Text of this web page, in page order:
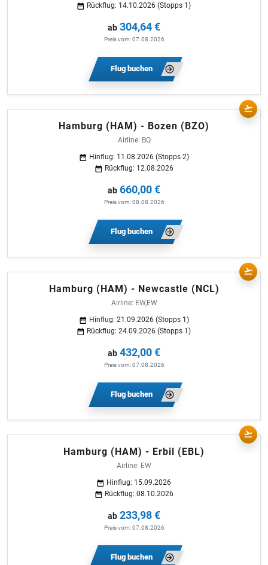
Rückflug: 14.10.2026 (Stopps 1)
ab 304,64 €
Preis vom: 07.08.2026
Flug buchen
Hamburg (HAM) - Bozen (BZO)
Airline: BQ
Hinflug: 11.08.2026 (Stopps 2)
Rückflug: 12.08.2026
ab 660,00 €
Preis vom: 08.08.2026
Flug buchen
Hamburg (HAM) - Newcastle (NCL)
Airline: EW,EW
Hinflug: 21.09.2026 (Stopps 1)
Rückflug: 24.09.2026 (Stopps 1)
ab 432,00 €
Preis vom: 07.08.2026
Flug buchen
Hamburg (HAM) - Erbil (EBL)
Airline: EW
Hinflug: 15.09.2026
Rückflug: 08.10.2026
ab 233,98 €
Preis vom: 07.08.2026
Flug buchen